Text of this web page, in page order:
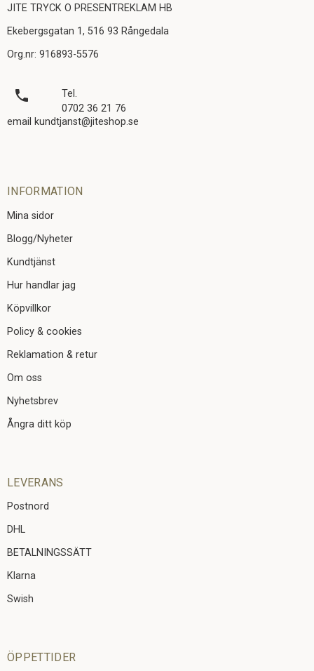
JITE TRYCK O PRESENTREKLAM HB
Ekebergsgatan 1, 516 93 Rångedala
Org.nr: 916893-5576
local_phone
Tel.
0702 36 21 76
email kundtjanst@jiteshop.se
INFORMATION
Mina sidor
Blogg/Nyheter
Kundtjänst
Hur handlar jag
Köpvillkor
Policy & cookies
Reklamation & retur
Om oss
Nyhetsbrev
Ångra ditt köp
LEVERANS
Postnord
DHL
BETALNINGSSÄTT
Klarna
Swish
ÖPPETTIDER